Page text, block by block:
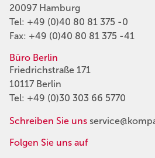
20097 Hamburg
Tel: +49 (0)40 80 81 375 -0
Fax: +49 (0)40 80 81 375 -41
Büro Berlin
Friedrichstraße 171
10117 Berlin
Tel: +49 (0)30 303 66 5770
Schreiben Sie uns
Folgen Sie uns auf